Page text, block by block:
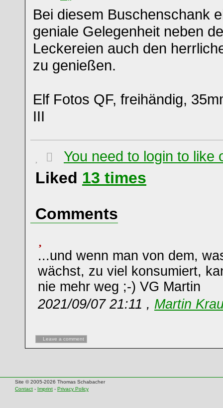
Bei diesem Buschenschank
geniale Gelegenheit neben
Leckereien auch den
zu genießen.
Elf Fotos QF, freihändig,
III
You need to login to like
Liked 13 times
Comments
...und wenn man von dem,
wächst, zu viel konsumiert,
nie mehr weg ;-) VG Martin
2021/09/07 21:11 , Martin
Leave a comment
Site © 2005-2026 Thomas Schabacher
Contact - Imprint - Privacy Policy